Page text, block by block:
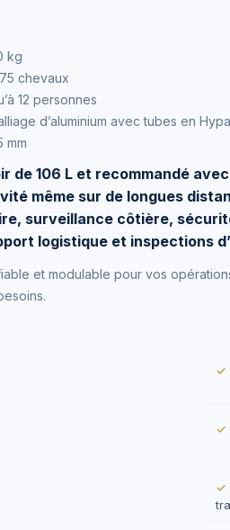
kg
chevaux
12 personnes
d’aluminium avec tubes en
mm
de 106 L et recommandé
même sur de longues
surveillance côtière,
logistique et inspections
et modulable pour vos